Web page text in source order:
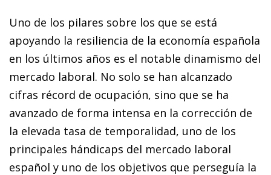
Uno de los pilares sobre los que se está
apoyando la resiliencia de la economía española
en los últimos años es el notable dinamismo del
mercado laboral. No solo se han alcanzado
cifras récord de ocupación, sino que se ha
avanzado de forma intensa en la corrección de
la elevada tasa de temporalidad, uno de los
principales hándicaps del mercado laboral
español y uno de los objetivos que perseguía la